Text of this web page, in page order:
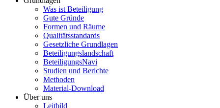
Was ist Beteiligung
Gute Gründe
Formen und Räume
Qualitätsstandards
Gesetzliche Grundlagen
Beteiligungslandschaft
BeteiligungsNavi
Studien und Berichte
Methoden
Material-Download
Über uns
Leitbild